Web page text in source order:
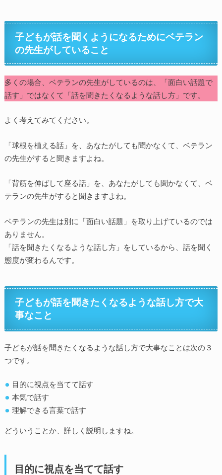
子どもが話を聞くようになるためにベテラン
の先生がしていること
多くの場合、ベテランの先生がしているのは、「面白い話題で
話す」ではなくて「話を聞きたくなるような話し方」です。
よく考えてみてください。
「球根を植える話」を、あなたがしても聞かなくて、ベテラン
の先生がすると聞きますよね。
「背筋を伸ばして座る話」を、あなたがしても聞かなくて、ベ
テランの先生がすると聞きますよね。
ベテランの先生は別に「面白い話題」を取り上げているのでは
ありません。
「話を聞きたくなるような話し方」をしているから、話を聞く
態度が変わるんです。
子どもが話を聞きたくなるような話し方で大
事なこと
子どもが話を聞きたくなるような話し方で大事なことは次の３
つです。
目的に視点を当てて話す
本気で話す
理解できる言葉で話す
どういうことか、詳しく説明しますね。
目的に視点を当てて話す